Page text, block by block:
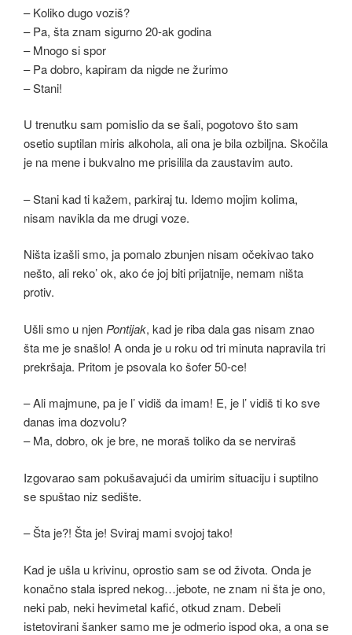
– Koliko dugo voziš?
– Pa, šta znam sigurno 20-ak godina
– Mnogo si spor
– Pa dobro, kapiram da nigde ne žurimo
– Stani!
U trenutku sam pomislio da se šali, pogotovo što sam
osetio suptilan miris alkohola, ali ona je bila ozbiljna. Skočila
je na mene i bukvalno me prisilila da zaustavim auto.
– Stani kad ti kažem, parkiraj tu. Idemo mojim kolima,
nisam navikla da me drugi voze.
Ništa izašli smo, ja pomalo zbunjen nisam očekivao tako
nešto, ali reko’ ok, ako će joj biti prijatnije, nemam ništa
protiv.
Ušli smo u njen Pontijak, kad je riba dala gas nisam znao
šta me je snašlo! A onda je u roku od tri minuta napravila tri
prekršaja. Pritom je psovala ko šofer 50-ce!
– Ali majmune, pa je l’ vidiš da imam! E, je l’ vidiš ti ko sve
danas ima dozvolu?
– Ma, dobro, ok je bre, ne moraš toliko da se nerviraš
Izgovarao sam pokušavajući da umirim situaciju i suptilno
se spuštao niz sedište.
– Šta je?! Šta je! Sviraj mami svojoj tako!
Kad je ušla u krivinu, oprostio sam se od života. Onda je
konačno stala ispred nekog…jebote, ne znam ni šta je ono,
neki pab, neki hevimetal kafić, otkud znam. Debeli
istetovirani šanker samo me je odmerio ispod oka, a ona se